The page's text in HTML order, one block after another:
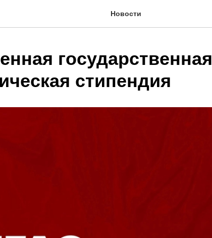
Новости
государственная
стипендия